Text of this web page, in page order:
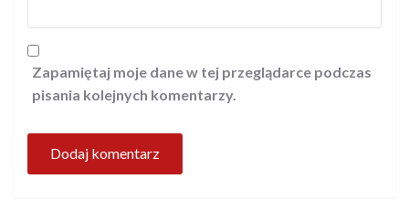
Zapamiętaj moje dane w tej przeglądarce podczas
pisania kolejnych komentarzy.